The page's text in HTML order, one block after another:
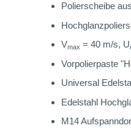
Polierscheibe
Vmax = 40 m/s, U
Vorpolierpaste
Universal
Edelstahl
M14